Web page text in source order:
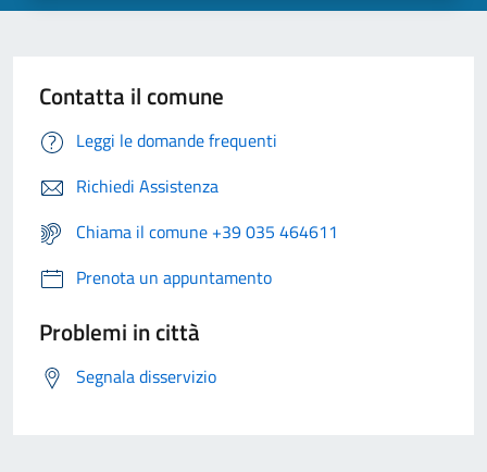
Contatta il comune
Leggi le domande frequenti
Richiedi Assistenza
Chiama il comune +39 035 464611
Prenota un appuntamento
Problemi in città
Segnala disservizio